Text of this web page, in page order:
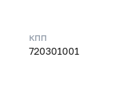
КПП
720301001